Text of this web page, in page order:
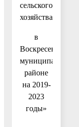
сельского
хозяйства
в
Воскресенском
муниципальном
районе
на 2019-
2023
годы»